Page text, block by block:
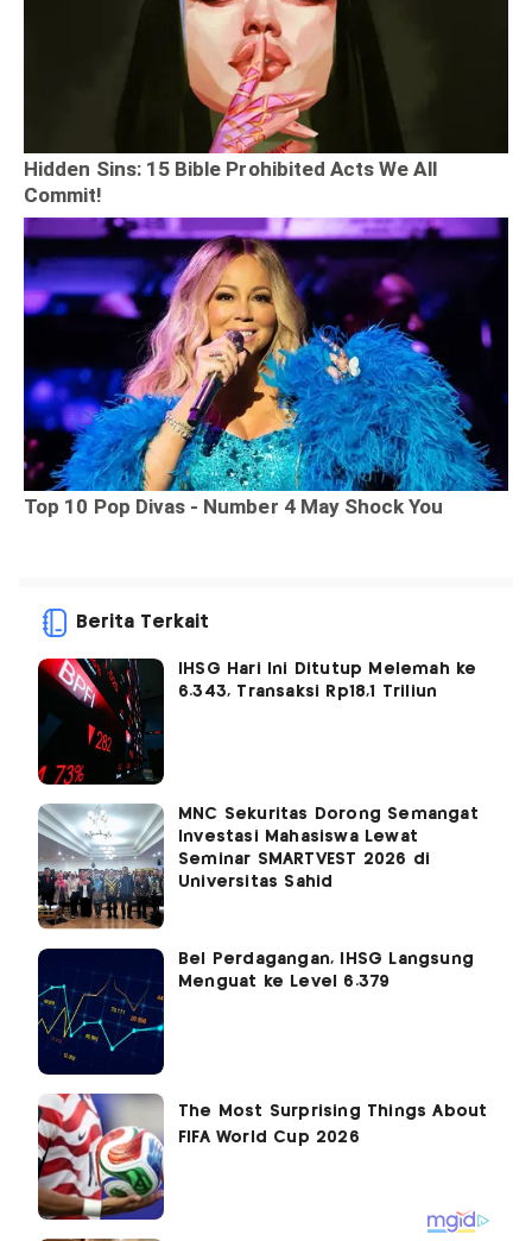
Berita Terkait
IHSG Hari Ini Ditutup Melemah ke
6.343, Transaksi Rp18,1 Triliun
MNC Sekuritas Dorong Semangat
Investasi Mahasiswa Lewat
Seminar SMARTVEST 2026 di
Universitas Sahid
Bel Perdagangan, IHSG Langsung
Menguat ke Level 6.379